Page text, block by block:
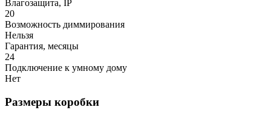
Влагозащита, IP
20
Возможность диммирования
Нельзя
Гарантия, месяцы
24
Подключение к умному дому
Нет
Размеры коробки